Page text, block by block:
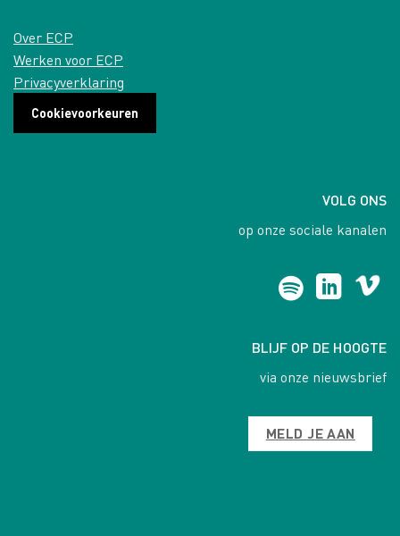
Over ECP
Werken voor ECP
Privacyverklaring
Cookievoorkeuren
VOLG ONS
op onze sociale kanalen
BLIJF OP DE HOOGTE
via onze nieuwsbrief
MELD JE AAN